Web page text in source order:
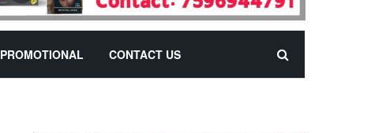
PROMOTIONAL CONTACT US